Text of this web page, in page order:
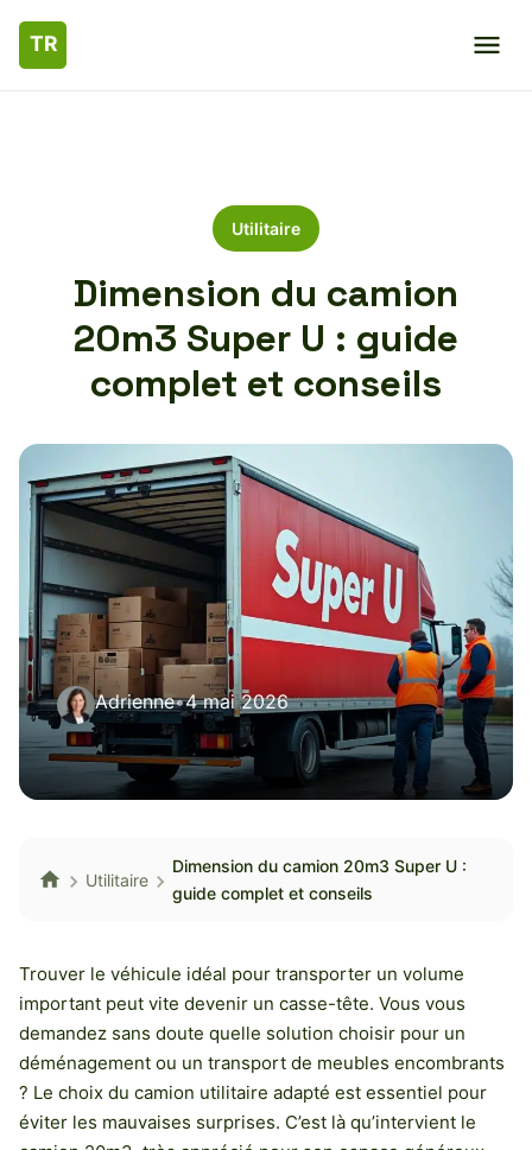
Utilitaire
Dimension du camion
20m3 Super U : guide
complet et conseils
Adrienne•4 mai 2026
Utilitaire
Dimension du camion 20m3 Super U :
guide complet et conseils
Trouver le véhicule idéal pour transporter un volume
important peut vite devenir un casse-tête. Vous vous
demandez sans doute quelle solution choisir pour un
déménagement ou un transport de meubles encombrants
? Le choix du camion utilitaire adapté est essentiel pour
éviter les mauvaises surprises. C’est là qu’intervient le